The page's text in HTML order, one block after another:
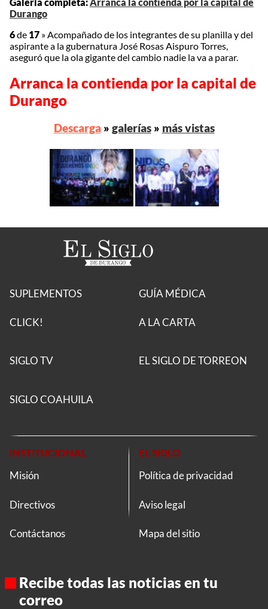
Durango
6de 17 » Acompañado de los integrantes de su planilla y del
aspirante a la gubernatura José Rosas Aispuro Torres,
aseguró que la ola gigante del cambio nadie la va a parar.
Arranca la contienda por la capital de
Durango
Descarga» galerías» más vistas
SUPLEMENTOS
CLICK!
GUÍA MÉDICA
A LA CARTA
SIGLO TV EL SIGLO DE TORREON
SIGLO COAHUILA
INSTITUCIONAL
Misión
Directivos
Contáctanos
EL SIGLO
Política de privacidad
Aviso legal
Mapa del sitio
Recibe todas las noticias en tu
correo